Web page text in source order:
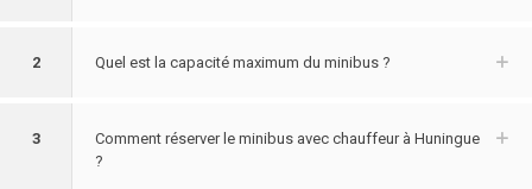
2 Quel est la capacité maximum du minibus ?
3
Comment réserver le minibus avec chauffeur à Huningue
?